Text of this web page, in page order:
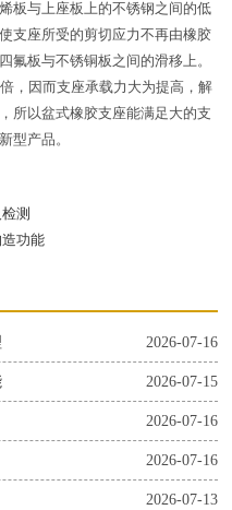
板与上座板上的不锈钢之间的低
支座所受的剪切应力不再由橡胶
氟板与不锈铜板之间的滑移上。
，因而支座承载力大为提高，解
所以盆式橡胶支座能满足大的支
型产品。
测
功能
2026-07-16
2026-07-15
2026-07-16
2026-07-16
2026-07-13